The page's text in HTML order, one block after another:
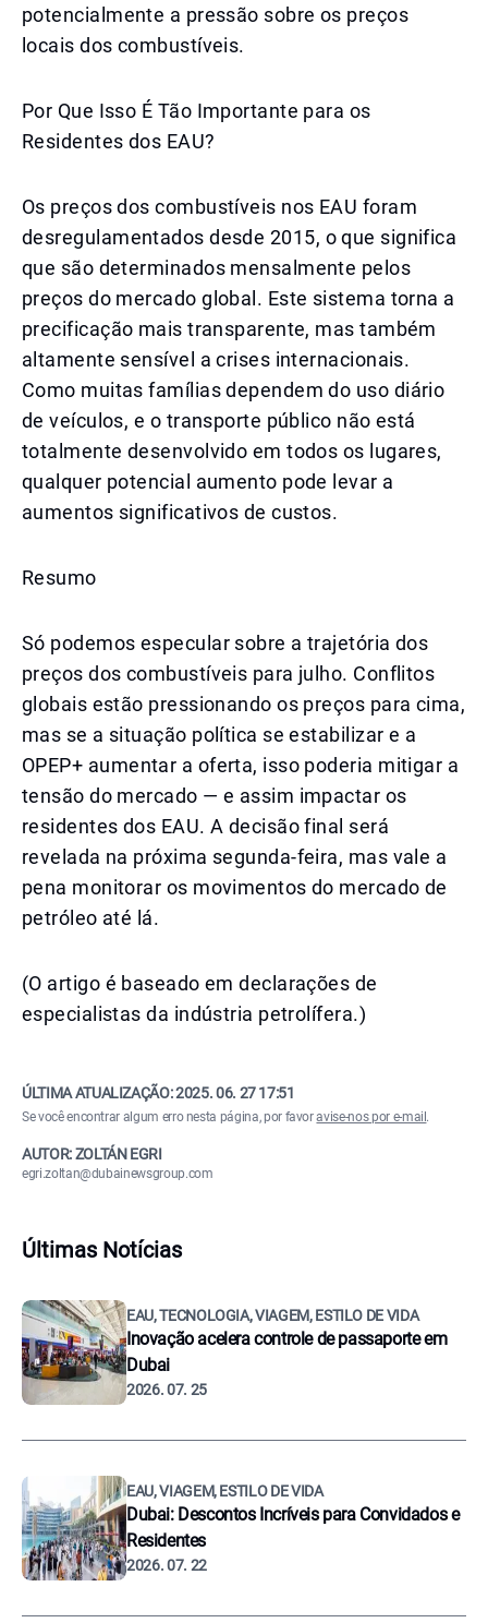
potencialmente a pressão sobre os preços
locais dos combustíveis.
Por Que Isso É Tão Importante para os
Residentes dos EAU?
Os preços dos combustíveis nos EAU foram
desregulamentados desde 2015, o que significa
que são determinados mensalmente pelos
preços do mercado global. Este sistema torna a
precificação mais transparente, mas também
altamente sensível a crises internacionais.
Como muitas famílias dependem do uso diário
de veículos, e o transporte público não está
totalmente desenvolvido em todos os lugares,
qualquer potencial aumento pode levar a
aumentos significativos de custos.
Resumo
Só podemos especular sobre a trajetória dos
preços dos combustíveis para julho. Conflitos
globais estão pressionando os preços para cima,
mas se a situação política se estabilizar e a
OPEP+ aumentar a oferta, isso poderia mitigar a
tensão do mercado — e assim impactar os
residentes dos EAU. A decisão final será
revelada na próxima segunda-feira, mas vale a
pena monitorar os movimentos do mercado de
petróleo até lá.
(O artigo é baseado em declarações de
especialistas da indústria petrolífera.)
ÚLTIMA ATUALIZAÇÃO:2025. 06. 27 17:51
Se você encontrar algum erro nesta página, por favoravise-nos por e-mail .
AUTOR: ZOLTÁN EGRI
egri.zoltan@dubainewsgroup.com
Últimas Notícias
EAU, TECNOLOGIA, VIAGEM, ESTILO DE VIDA
Inovação acelera controle de passaporte em
Dubai
2026. 07. 25
EAU, VIAGEM, ESTILO DE VIDA
Dubai: Descontos Incríveis para Convidados e
Residentes
2026. 07. 22